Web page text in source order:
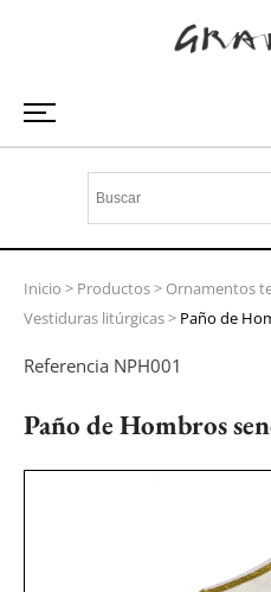
Inicio > Productos> Ornamentos
Vestiduras litúrgicas> Paño de
Referencia NPH001
Paño de Hombros